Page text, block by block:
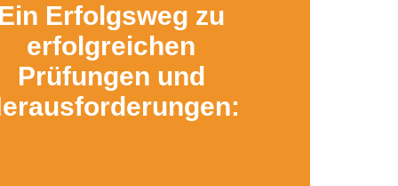
Erfolgsweg zu
erfolgreichen
Prüfungen und